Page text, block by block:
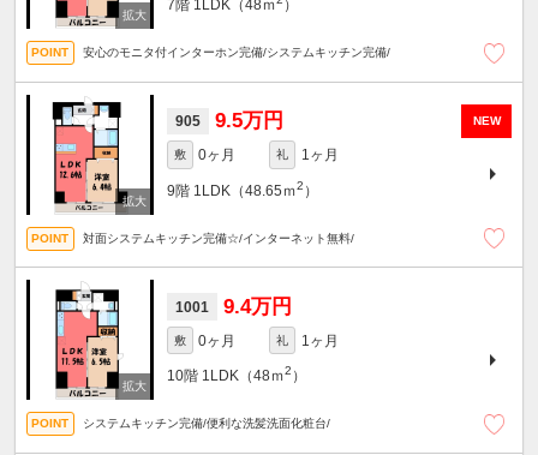
7階 1LDK（48ｍ ）
安心のモニタ付インターホン完備/システムキッチン完備/
NEW
905 9.5万円
敷 0ヶ月 礼 1ヶ月
9階 1LDK（48.65ｍ2 ）
対面システムキッチン完備☆/インターネット無料/
1001 9.4万円
敷 0ヶ月 礼 1ヶ月
10階 1LDK（48ｍ2 ）
システムキッチン完備/便利な洗髪洗面化粧台/